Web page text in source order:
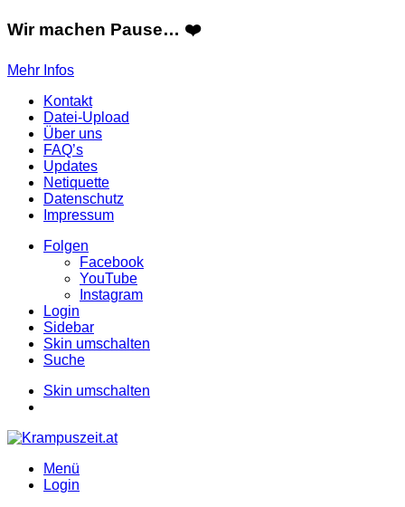
Wir machen Pause… ❤️
Mehr Infos
Kontakt
Datei-Upload
Über uns
FAQ’s
Updates
Netiquette
Datenschutz
Impressum
Folgen
Facebook
YouTube
Instagram
Login
Sidebar
Skin umschalten
Suche
Skin umschalten
Menü
Login